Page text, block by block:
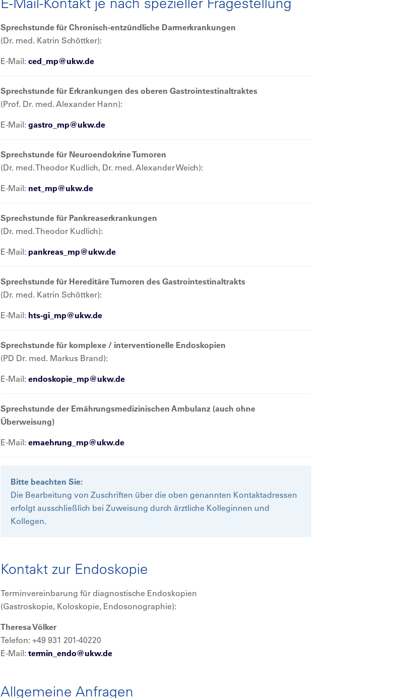
Sprechstunde für Chronisch-entzündliche Darmerkrankungen
(Dr. med. Katrin Schöttker):
E-Mail:ced_mp@ukw.de
Sprechstunde für Erkrankungen des oberen Gastrointestinaltraktes
(Prof. Dr. med. Alexander Hann):
E-Mail:gastro_mp@ukw.de
Sprechstunde für Neuroendokrine Tumoren
(Dr. med. Theodor Kudlich, Dr. med. Alexander Weich):
E-Mail: net_mp@ukw.de
Sprechstunde für Pankreaserkrankungen
(Dr. med. Theodor Kudlich):
E-Mail: pankreas_mp@ukw.de
Sprechstunde für Hereditäre Tumoren des Gastrointestinaltrakts
(Dr. med. Katrin Schöttker):
E-Mail: hts-gi_mp@ukw.de
Sprechstunde für komplexe / interventionelle Endoskopien
(PD Dr. med. Markus Brand):
E-Mail:endoskopie_mp@ukw.de
Sprechstunde der Ernährungsmedizinischen Ambulanz (auch ohne
Überweisung)
E-Mail:ernaehrung_mp@ukw.de
Bitte beachten Sie:
Die Bearbeitung von Zuschriften über die oben genannten Kontaktadressen
erfolgt ausschließlich bei Zuweisung durch ärztliche Kolleginnen und
Kollegen.
Kontakt zur Endoskopie
Terminvereinbarung für diagnostische Endoskopien
(Gastroskopie, Koloskopie, Endosonographie):
Theresa Völker
Telefon: +49 931 201-40220
E-Mail:termin_endo@ukw.de
Allgemeine Anfragen